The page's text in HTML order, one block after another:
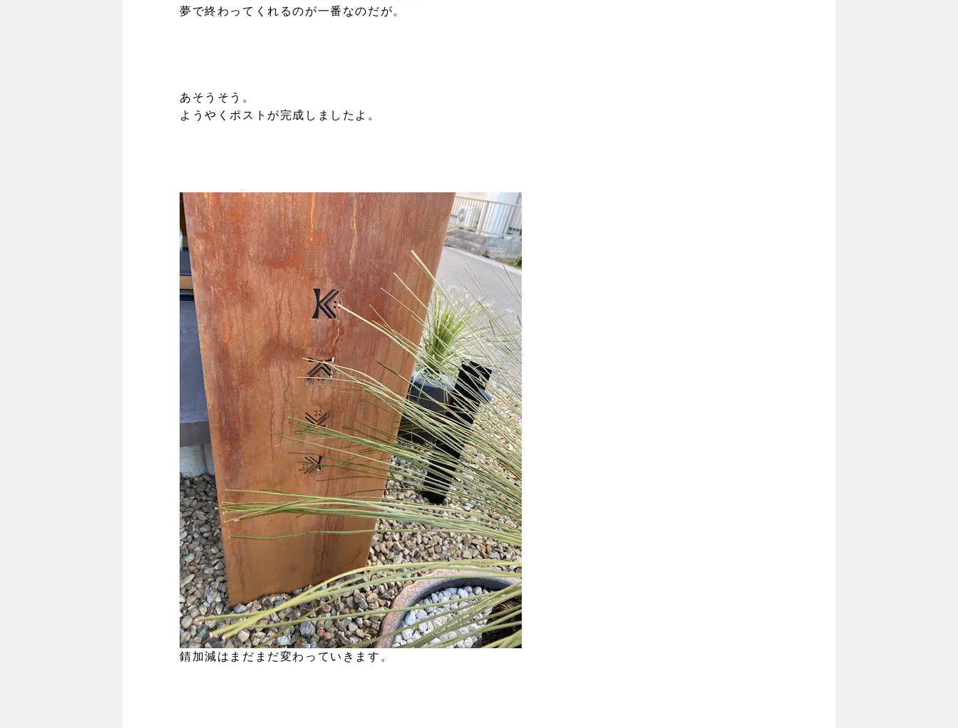
夢で終わってくれるのが一番なのだが。
あそうそう。
ようやくポストが完成しましたよ。
錆加減はまだまだ変わっていきます。